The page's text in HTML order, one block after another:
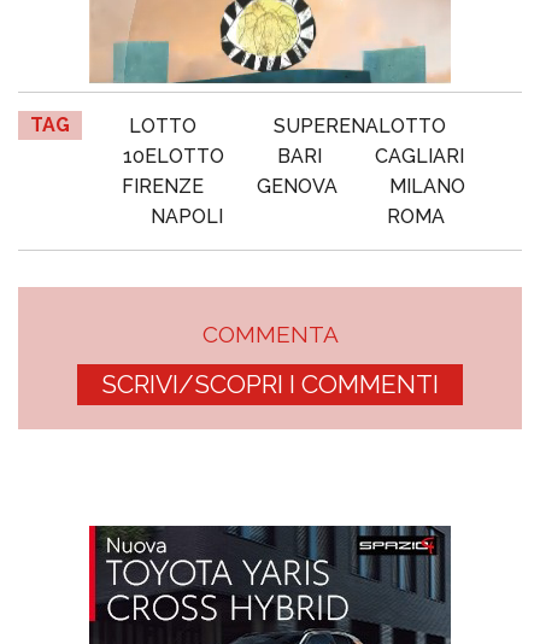
TAG LOTTO
SUPERENALOTTO
10ELOTTO
BARI
CAGLIARI
FIRENZE
GENOVA
MILANO
NAPOLI
ROMA
COMMENTA
SCRIVI/SCOPRI I COMMENTI